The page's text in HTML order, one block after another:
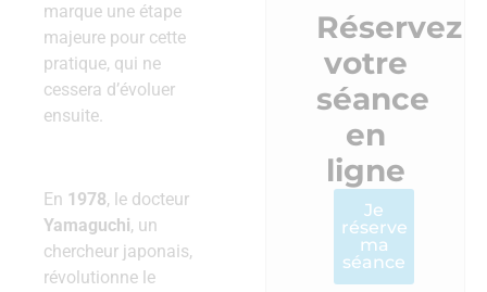
marque une étape
majeure pour cette
pratique, qui ne
cessera d’évoluer
ensuite.
En 1978, le docteur
Yamaguchi, un
chercheur japonais,
révolutionne le
Réservez
votre
séance
en
ligne
Je
réserve
ma
séance